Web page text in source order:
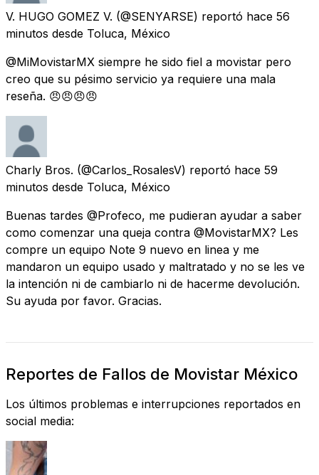
V. HUGO GOMEZ V. (@SENYARSE) reportó hace 56
minutos desde Toluca, México
@MiMovistarMX siempre he sido fiel a movistar pero
creo que su pésimo servicio ya requiere una mala
reseña. 😠😠😠😠
Charly Bros. (@Carlos_RosalesV) reportó hace 59
minutos desde Toluca, México
Buenas tardes @Profeco, me pudieran ayudar a saber
como comenzar una queja contra @MovistarMX? Les
compre un equipo Note 9 nuevo en linea y me
mandaron un equipo usado y maltratado y no se les ve
la intención ni de cambiarlo ni de hacerme devolución.
Su ayuda por favor. Gracias.
Reportes de Fallos de Movistar México
Los últimos problemas e interrupciones reportados en
social media: